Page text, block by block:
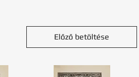
Előző betöltése